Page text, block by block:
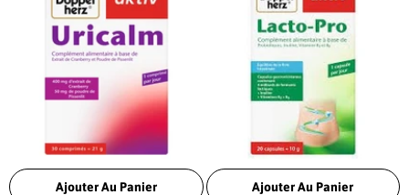
Ajouter Au Panier Ajouter Au Panier